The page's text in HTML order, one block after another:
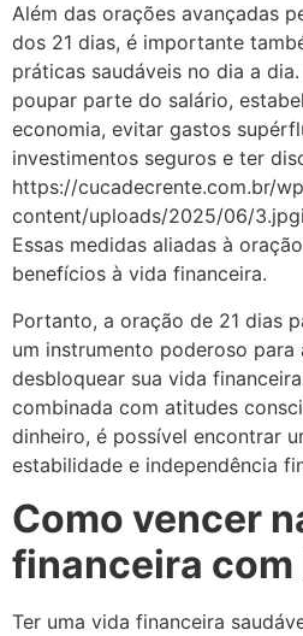
Além das orações avançadas
dos 21 dias, é importante
práticas saudáveis ​​no dia a
poupar parte do salário,
economia, evitar gastos
investimentos seguros e ter
https://cucadecrente.com.br/
content/uploads/2025/06/
Essas medidas aliadas à
benefícios à vida financeira.
Portanto, a oração de 21 dias
um instrumento poderoso para
desbloquear sua vida
combinada com atitudes
dinheiro, é possível encontrar
estabilidade e independência
Como vencer
financeira com
Ter uma vida financeira